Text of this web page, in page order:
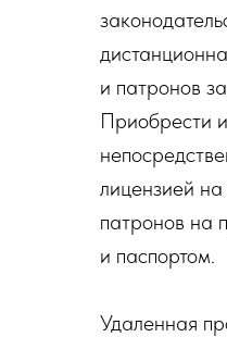
и патронов
Приобрести
лицензией на
патронов на
и паспортом.
Удаленная